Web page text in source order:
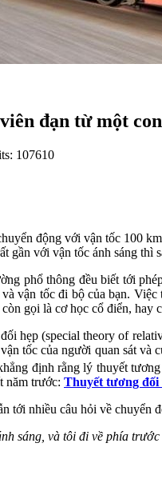
đạn từ một
107610
động với vận tốc 100
gần với vận tốc ánh sáng
phổ thông đều biết tới
vận tốc đi bộ của bạn.
gọi là cơ học cổ điển, hay
hẹp (special theory of
tốc của người quan sát
định rằng lý thuyết
năm trước: Thuyết tương đối
tới nhiều câu hỏi về
sáng, và tôi đi về phía